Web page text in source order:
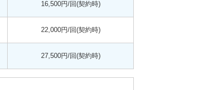
16,500円/回(契約時)
22,000円/回(契約時)
27,500円/回(契約時)